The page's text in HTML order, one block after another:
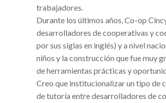
trabajadores.
Durante los últimos años, Co-op
desarrolladores de cooperativas y
por sus siglas en inglés) y a nivel
niños y la construcción que fue muy
de herramientas prácticas y
Creo que institucionalizar un tipo de
de tutoría entre desarrolladores de